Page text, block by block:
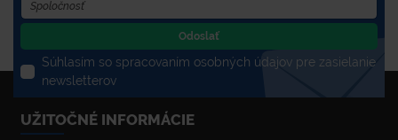
Odoslať
Súhlasím so spracovaním osobných údajov pre zasielanie
newsletterov
UŽITOČNÉ INFORMÁCIE